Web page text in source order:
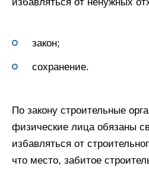
закон;
сохранение.
По закону строительные
физические лица обязаны
избавляться от
что место, забитое